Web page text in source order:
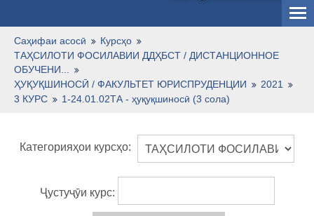
Тоҷикӣ ‎(tj)‎
Саҳифаи асосӣ
Курсҳо
ТАҲСИЛОТИ ФОСИЛАВИИ ДДҲБСТ / ДИСТАНЦИОННОЕ
ОБУЧЕНИ...
ҲУҚУҚШИНОСӢ / ФАКУЛЬТЕТ ЮРИСПРУДЕНЦИИ
2021
3 КУРС
1-24.01.02ТА - ҳуқуқшиносӣ (3 сола)
Категорияҳои курсҳо:
Ҷустуҷӯи курс: